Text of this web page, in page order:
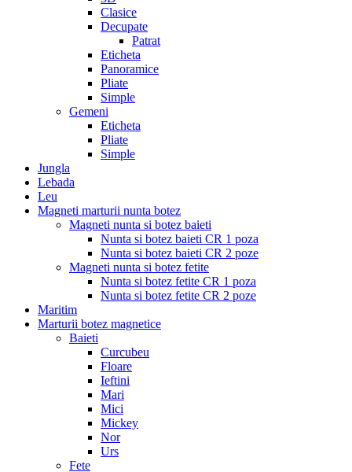
Clasice
Decupate
Patrat
Eticheta
Panoramice
Pliate
Simple
Gemeni
Eticheta
Pliate
Simple
Jungla
Lebada
Leu
Magneti marturii nunta botez
Magneti nunta si botez baieti
Nunta si botez baieti CR 1 poza
Nunta si botez baieti CR 2 poze
Magneti nunta si botez fetite
Nunta si botez fetite CR 1 poza
Nunta si botez fetite CR 2 poze
Maritim
Marturii botez magnetice
Baieti
Curcubeu
Floare
Ieftini
Mari
Mici
Mickey
Nor
Urs
Fete